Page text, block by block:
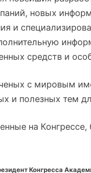
новых
и
средств и
с мировым
и полезных тем
на
Конгресса